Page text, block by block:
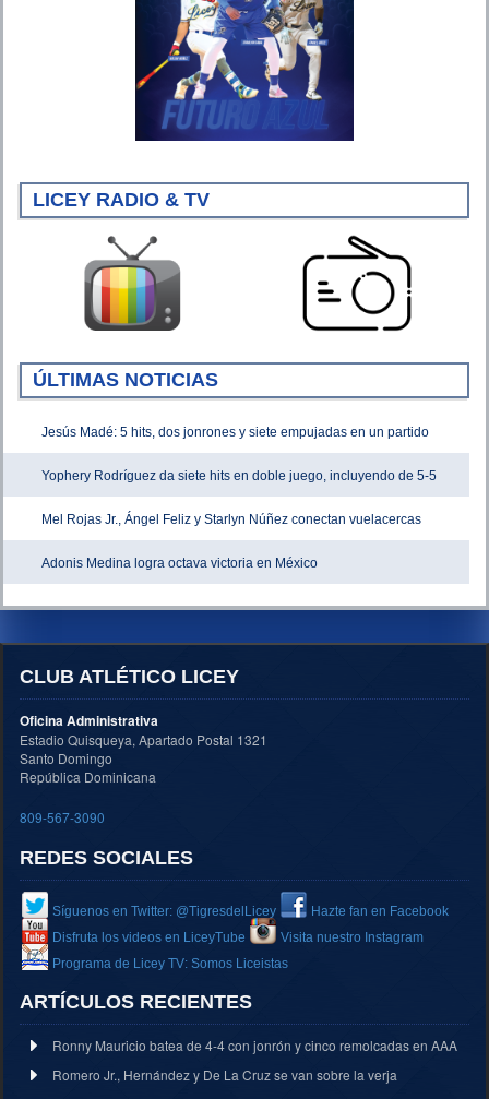
LICEY RADIO & TV
ÚLTIMAS NOTICIAS
Jesús Madé: 5 hits, dos jonrones y siete empujadas en un partido
Yophery Rodríguez da siete hits en doble juego, incluyendo de 5-5
Mel Rojas Jr., Ángel Feliz y Starlyn Núñez conectan vuelacercas
Adonis Medina logra octava victoria en México
CLUB ATLÉTICO LICEY
Oficina Administrativa
Estadio Quisqueya, Apartado Postal 1321
Santo Domingo
República Dominicana
809-567-3090
REDES SOCIALES
Síguenos en Twitter: @TigresdelLicey
Hazte fan en Facebook
Disfruta los videos en LiceyTube
Visita nuestro Instagram
Programa de Licey TV: Somos Liceistas
ARTÍCULOS RECIENTES
Ronny Mauricio batea de 4-4 con jonrón y cinco remolcadas en AAA
Romero Jr., Hernández y De La Cruz se van sobre la verja